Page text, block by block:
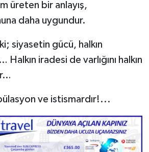
üreten bir anlayış,
daha uygundur.
siyasetin gücü, halkın
iradesi de varlığını halkın
ve istismardır!...